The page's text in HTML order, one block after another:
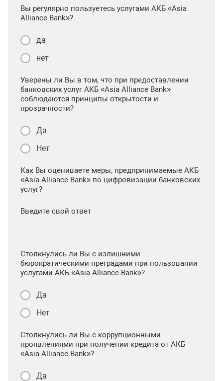
Вы регулярно пользуетесь услугами АКБ «Asia
Alliance Bank»?
да
нет
Уверены ли Вы в том, что при предоставлении
банковских услуг АКБ «Asia Alliance Bank»
соблюдаются принципы открытости и
прозрачности?
Да
Нет
Как Вы оцениваете меры, предпринимаемые АКБ
«Asia Alliance Bank» по цифровизации банковских
услуг?
Введите свой ответ
Столкнулись ли Вы с излишними
бюрократическими преградами при пользовании
услугами АКБ «Asia Alliance Bank»?
Да
Нет
Столкнулись ли Вы с коррупционными
проявлениями при получении кредита от АКБ
«Asia Alliance Bank»?
Да